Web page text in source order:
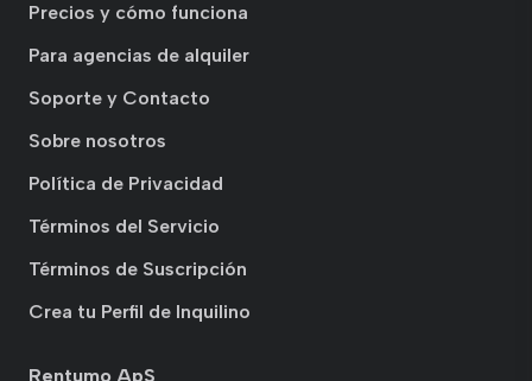
Precios y cómo funciona
Para agencias de alquiler
Soporte y Contacto
Sobre nosotros
Política de Privacidad
Términos del Servicio
Términos de Suscripción
Crea tu Perfil de Inquilino
Rentumo ApS